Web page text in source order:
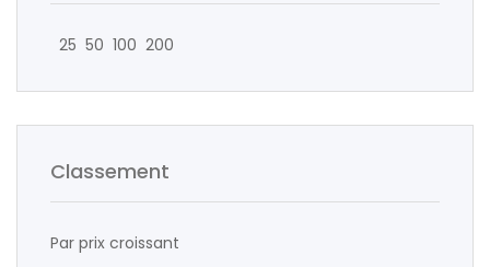
25 50 100 200
Classement
Par prix croissant